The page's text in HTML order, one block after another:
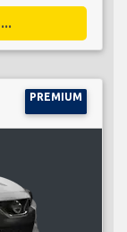
PREMIUM